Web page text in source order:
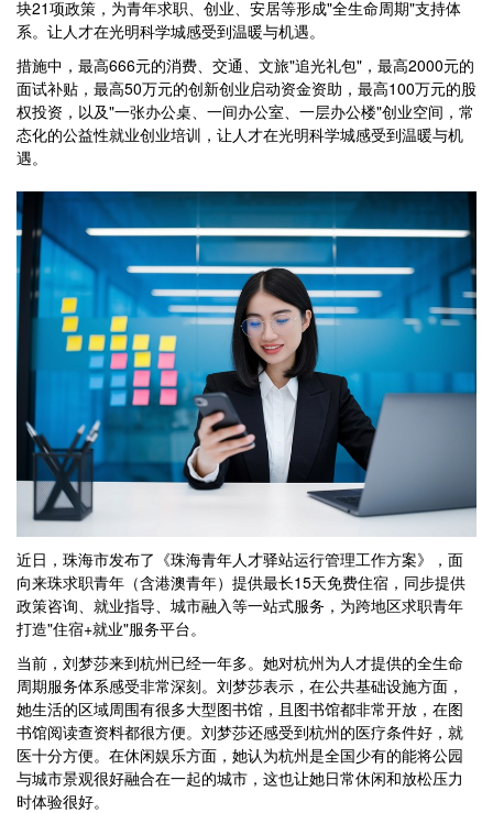
块21项政策，为青年求职、创业、安居等形成"全生命周期"支持体
系。让人才在光明科学城感受到温暖与机遇。
措施中，最高666元的消费、交通、文旅"追光礼包"，最高2000元的
面试补贴，最高50万元的创新创业启动资金资助，最高100万元的股
权投资，以及"一张办公桌、一间办公室、一层办公楼"创业空间，常
态化的公益性就业创业培训，让人才在光明科学城感受到温暖与机
遇。
近日，珠海市发布了《珠海青年人才驿站运行管理工作方案》，面
向来珠求职青年（含港澳青年）提供最长15天免费住宿，同步提供
政策咨询、就业指导、城市融入等一站式服务，为跨地区求职青年
打造"住宿+就业"服务平台。
当前，刘梦莎来到杭州已经一年多。她对杭州为人才提供的全生命
周期服务体系感受非常深刻。刘梦莎表示，在公共基础设施方面，
她生活的区域周围有很多大型图书馆，且图书馆都非常开放，在图
书馆阅读查资料都很方便。刘梦莎还感受到杭州的医疗条件好，就
医十分方便。在休闲娱乐方面，她认为杭州是全国少有的能将公园
与城市景观很好融合在一起的城市，这也让她日常休闲和放松压力
时体验很好。